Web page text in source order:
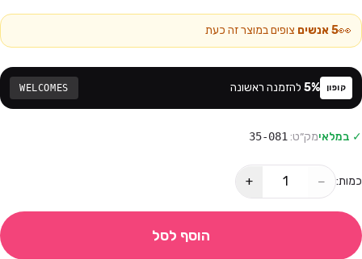
👀
5אנשים צופים במוצר זה כעת
קופון 5% להזמנה ראשונה WELCOMES
✓ במלאימק״ט: 35-081
כמות: −
+
הוסף לסל